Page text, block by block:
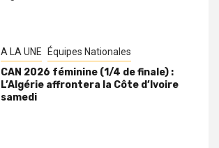
A LA UNE Équipes Nationales
CAN 2026 féminine (1/4 de finale) :
L’Algérie affrontera la Côte d’Ivoire
samedi